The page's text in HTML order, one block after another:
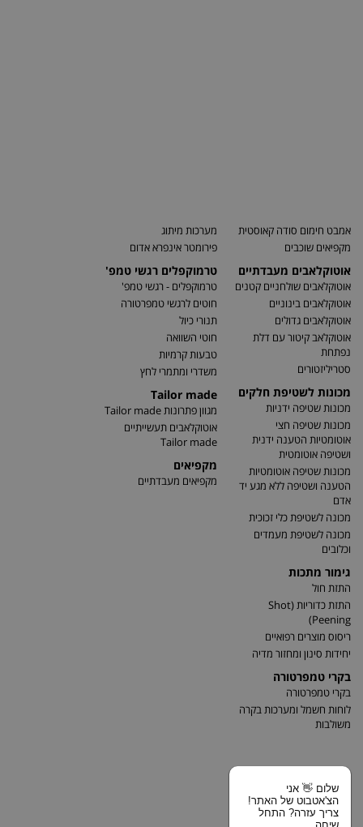
אמבט חימום סודה קאוסטית
מקפיאים שוכבים
אוטוקלאבים מעבדתיים
אוטוקלאבים שולחניים קטנים
אוטוקלאבים בינוניים
אוטוקלאבים גדולים
אוטוקלאב קיטור עם דלת
נפתחת
סטריליזטורים
מכונות לשטיפת חלקים
מכונות שטיפה ידניות
מכונות שטיפה חצי
אוטומטיות הטענה ידנית
ושטיפה אוטומטית
מכונות שטיפה אוטומטיות
הטענה ושטיפה ללא מגע יד
אדם
מכונה לשטיפת כלי זכוכית
מכונה לשטיפת מעמדים
וכלובים
גימור מתכות
התזת חול
התזת כדוריות (Shot
Peening)
ריסוס מוצרים רפואיים
יחידות סינון ומחזור מדיה
בקרי טמפרטורה
בקרי טמפרטורה
לוחות חשמל ומערכות בקרה
משולבות
מערכות מיתוג
פירומטר אינפרא אדום
טרמוקפלים רגשי טמפ'
טרמוקפלים - רגשי טמפ'
חוטים לרגשי טמפרטורה
תנורי כיול
חוטי השוואה
טבעות קרמיות
משדרי ומתמרי לחץ
Tailor made
מגוון פתרונות Tailor made
אוטוקלאבים תעשייתיים
Tailor made
מקפיאים
מקפיאים מעבדתיים
שלום 👋 אני
הצ'אטבוט של האתר!
צריך עזרה? התחל